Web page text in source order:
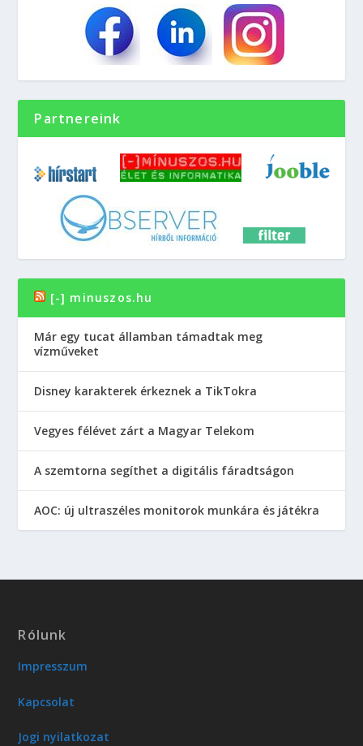
Partnereink
[-] minuszos.hu
Már egy tucat államban támadtak meg
vízműveket
Disney karakterek érkeznek a TikTokra
Vegyes félévet zárt a Magyar Telekom
A szemtorna segíthet a digitális fáradtságon
AOC: új ultraszéles monitorok munkára és játékra
Rólunk
Impresszum
Kapcsolat
Jogi nyilatkozat